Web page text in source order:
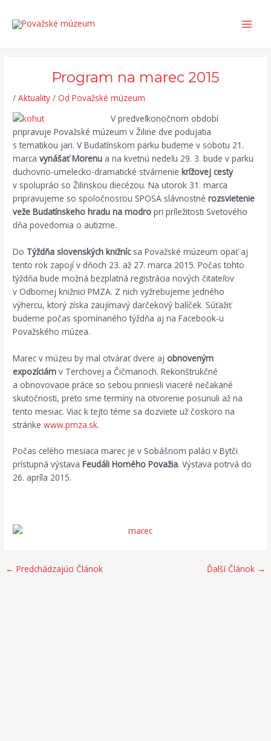
obsah
Program na marec 2015
/Aktuality / Od Považské múzeum
V predveľkonočnom období
pripravuje Považské múzeum v Žiline dve podujatia
s tematikou jari. V Budatínskom parku budeme v sobotu 21.
marcavynášať Morenu a na kvetnú nedeľu 29. 3. bude v parku
duchovno-umelecko-dramatické stvárneniekrížovej cesty
v spolupráci so Žilinskou diecézou. Na utorok 31. marca
pripravujeme so spoločnosťou SPOSA slávnostnérozsvietenie
veže Budatínskeho hradu na modro pri príležitosti Svetového
dňa povedomia o autizme.
Do Týždňa slovenských knižnícsa Považské múzeum opäť aj
tento rok zapojí v dňoch 23. až 27. marca 2015. Počas tohto
týždňa bude možná bezplatná registrácia nových čitateľov
v Odbornej knižnici PMZA. Z nich vyžrebujeme jedného
výhercu, ktorý získa zaujímavý darčekový balíček. Súťažiť
budeme počas spomínaného týždňa aj na Facebook-u
Považského múzea.
Marec v múzeu by mal otvárať dvere ajobnoveným
expozíciám v Terchovej a Čičmanoch. Rekonštrukčné
a obnovovacie práce so sebou priniesli viaceré nečakané
skutočnosti, preto sme termíny na otvorenie posunuli až na
tento mesiac. Viac k tejto téme sa dozviete už čoskoro na
stránkewww.pmza.sk.
Počas celého mesiaca marec je v Sobášnom paláci v Bytči
prístupná výstavaFeudáli Horného Považia. Výstava potrvá do
26. apríla 2015.
navigation
← Predchádzajúci Článok Ďalší Článok →